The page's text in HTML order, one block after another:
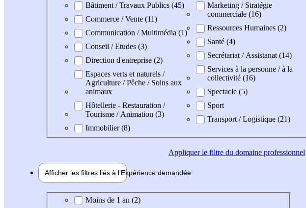
Bâtiment / Travaux Publics (45)
Commerce / Vente (11)
Communication / Multimédia (1)
Conseil / Etudes (3)
Direction d'entreprise (2)
Espaces verts et naturels /
Agriculture / Pêche / Soins aux
animaux
Hôtellerie - Restauration /
Tourisme / Animation (3)
Immobilier (8)
Marketing / Stratégie
commerciale (16)
Ressources Humaines (2)
Santé (4)
Secrétariat / Assistanat (14)
Services à la personne / à la
collectivité (16)
Spectacle (5)
Sport
Transport / Logistique (21)
Appliquerle filtre du domaine professionnel
Afficher les filtres liés à l'Expérience demandée
Expérience demandée
Moins de 1 an (2)